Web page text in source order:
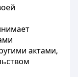
актами,